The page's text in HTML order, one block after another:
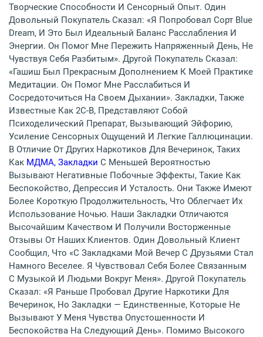
Творческие Способности И Сенсорный Опыт. Один
Довольный Покупатель Сказал: «Я Попробовал Сорт Blue
Dream, И Это Был Идеальный Баланс Расслабления И
Энергии. Он Помог Мне Пережить Напряженный День, Не
Чувствуя Себя Разбитым». Другой Покупатель Сказал:
«Гашиш Был Прекрасным Дополнением К Моей Практике
Медитации. Он Помог Мне Расслабиться И
Сосредоточиться На Своем Дыхании». Закладки, Также
Известные Как 2C-B, Представляют Собой
Психоделический Препарат, Вызывающий Эйфорию,
Усиление Сенсорных Ощущений И Легкие Галлюцинации.
В Отличие От Других Наркотиков Для Вечеринок, Таких
Как МДМА, Закладки С Меньшей Вероятностью
Вызывают Негативные Побочные Эффекты, Такие Как
Беспокойство, Депрессия И Усталость. Они Также Имеют
Более Короткую Продолжительность, Что Облегчает Их
Использование Ночью. Наши Закладки Отличаются
Высочайшим Качеством И Получили Восторженные
Отзывы От Наших Клиентов. Один Довольный Клиент
Сообщил, Что «с Закладками Мой Вечер С Друзьями Стал
Намного Веселее. Я Чувствовал Себя Более Связанным
С Музыкой И Людьми Вокруг Меня». Другой Покупатель
Сказал: «Я Раньше Пробовал Другие Наркотики Для
Вечеринок, Но Закладки — Единственные, Которые Не
Вызывают У Меня Чувства Опустошенности И
Беспокойства На Следующий День». Помимо Высокого